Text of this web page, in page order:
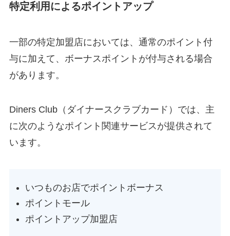
特定利用によるポイントアップ
一部の特定加盟店においては、通常のポイント付
与に加えて、ボーナスポイントが付与される場合
があります。
Diners Club（ダイナースクラブカード）では、主
に次のようなポイント関連サービスが提供されて
います。
いつものお店でポイントボーナス
ポイントモール
ポイントアップ加盟店